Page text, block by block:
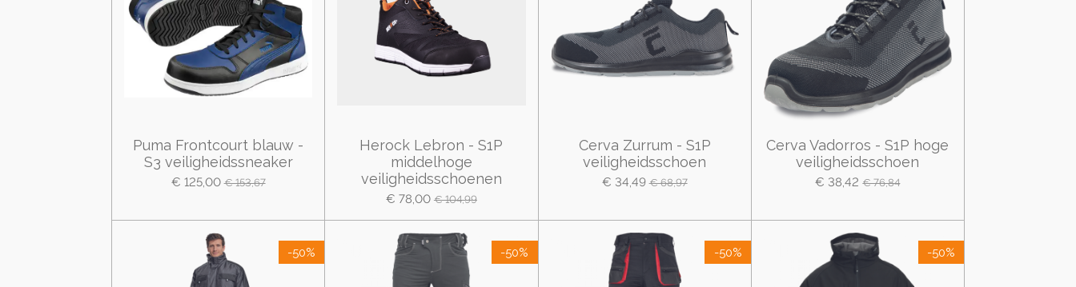
Puma Frontcourt blauw -
S3 veiligheidssneaker
€ 125,00 € 153,67
Herock Lebron - S1P
middelhoge
veiligheidsschoenen
€ 78,00 € 104,99
Cerva Zurrum - S1P
veiligheidsschoen
€ 34,49 € 68,97
Cerva Vadorros - S1P hoge
veiligheidsschoen
€ 38,42 € 76,84
-50% -50% -50% -50%